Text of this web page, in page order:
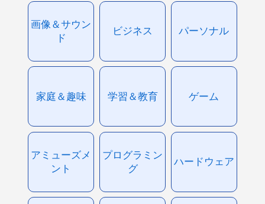
画像＆サウン
ド
ビジネス パーソナル
家庭＆趣味 学習＆教育 ゲーム
アミューズメ
ント
プログラミン
グ
ハードウェア